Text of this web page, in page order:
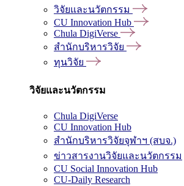
วิจัยและนวัตกรรม
CU Innovation Hub
Chula DigiVerse
สำนักบริหารวิจัย
ทุนวิจัย
วิจัยและนวัตกรรม
Chula DigiVerse
CU Innovation Hub
สำนักบริหารวิจัยจุฬาฯ (สบจ.)
ข่าวสารงานวิจัยและนวัตกรรม
CU Social Innovation Hub
CU-Daily Research